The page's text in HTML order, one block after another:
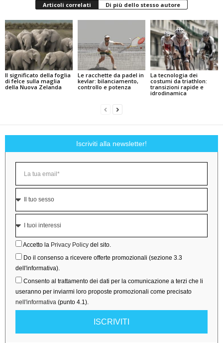
Articoli correlati Di più dello stesso autore
Il significato della foglia
di felce sulla maglia
della Nuova Zelanda
Le racchette da padel in
kevlar: bilanciamento,
controllo e potenza
La tecnologia dei
costumi da triathlon:
transizioni rapide e
idrodinamica
Iscriviti alla newsletter!
Accetto la Privacy Policy del sito.
Do il consenso a ricevere offerte promozionali (sezione 3.3
dell'informativa).
Consento al trattamento dei dati per la comunicazione a terzi che li
useranno per inviarmi loro proposte promozionali come precisato
nell'informativa (punto 4.1).
ISCRIVITI